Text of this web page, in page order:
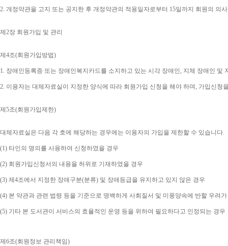
2. 개정약관을 고지 또는 공지한 후 개정약관의 적용일자로부터 15일까지 회원의 의
제 2장 회원가입 및 관리
제 4조(회원가입방법)
1. 장애인등록증 또는 장애인복지카드를 소지하고 있는 시각 장애인, 지체 장애인 및
2. 이용자는 대체자료실이 지정한 양식에 따라 회원가입 신청을 해야 하며, 가입신청
제 5조(회원가입제한)
대체자료실은 다음 각 호에 해당하는 경우에는 이용자의 가입을 제한할 수 있습니다.
(1) 타인의 명의를 사용하여 신청하였을 경우
(2) 회원가입신청서의 내용을 허위로 기재하였을 경우
(3) 제 4조에서 지정한 장애구분(분류) 및 장애등급을 유지하고 있지 않은 경우
(4) 본 약관과 관련 법령 등을 기준으로 명백하게 사회질서 및 미풍양속에 반할 우려
(5) 기타 본 도서관이 서비스의 효율적인 운영 등을 위하여 필요하다고 인정되는 경우
제 6조(회원정보 관리책임)